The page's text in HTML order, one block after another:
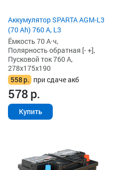
Аккумулятор SPARTA AGM-L3
(70 Ah) 760 А, L3
Ёмкость 70 А·ч,
Полярность обратная [- +],
Пусковой ток 760 А,
278x175x190
558р. при сдаче акб
578р.
Купить